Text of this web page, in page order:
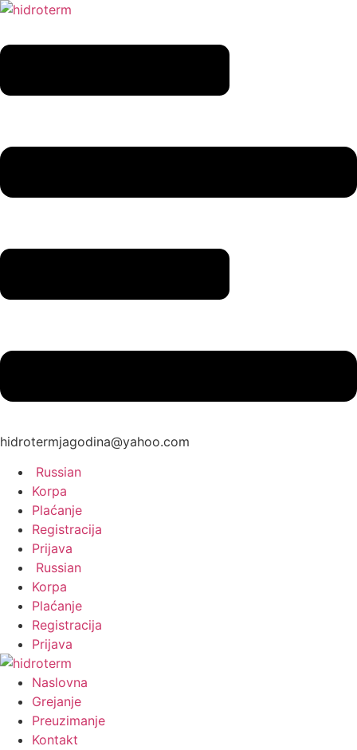
hidrotermjagodina@yahoo.com
Russian
Korpa
Plaćanje
Registracija
Prijava
Russian
Korpa
Plaćanje
Registracija
Prijava
Naslovna
Grejanje
Preuzimanje
Kontakt